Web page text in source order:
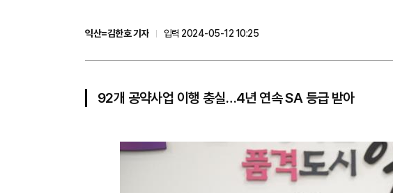
익산=김한호 기자
입력 2024-05-12 10:25
92개 공약사업 이행 충실…4년 연속 SA 등급 받아